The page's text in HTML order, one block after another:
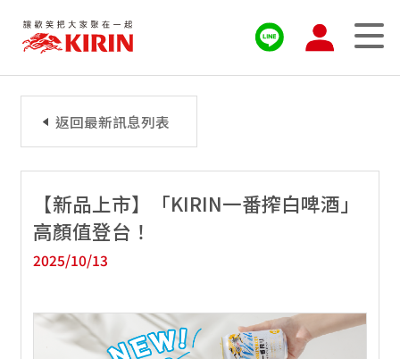
【新品上市】「KIRIN一番搾白啤酒」
高顏值登台！
2025/10/13
返回最新訊息列表